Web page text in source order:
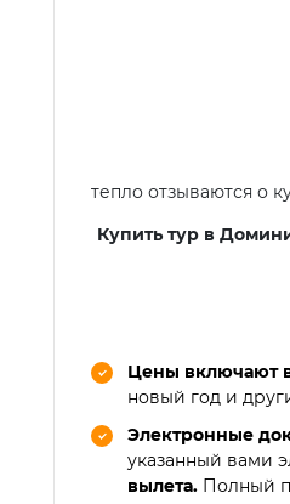
тепло отзываются о
Купить тур в
Цены включают
новый год и
Электронные
указанный вами
вылета. Полный